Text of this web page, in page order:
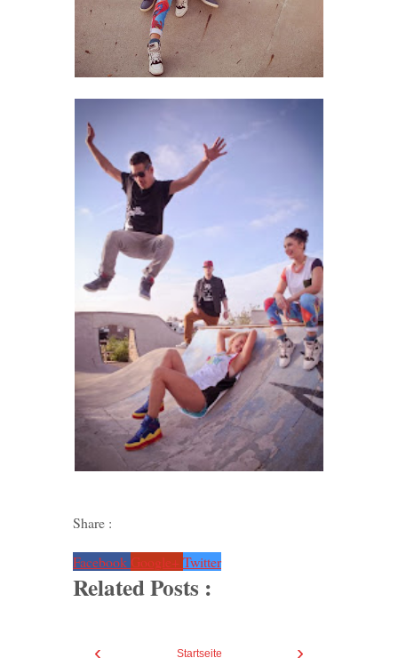
Share :
Facebook Google+ Twitter
Related Posts :
‹ ›
Startseite